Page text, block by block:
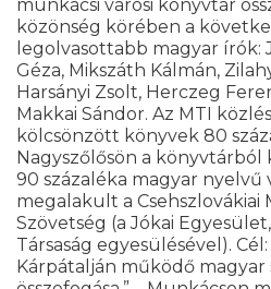
munkácsi városi könyvtár
közönség körében a
legolvasottabb magyar írók:
Géza, Mikszáth Kálmán,
Harsányi Zsolt, Herczeg
Makkai Sándor. Az MTI
kölcsönzött könyvek 80
Nagyszőlősön a
90 százaléka magyar nyelvű
megalakult a Csehszlovákiai
Szövetség (a Jókai
Társaság egyesülésével).
Kárpátalján működő